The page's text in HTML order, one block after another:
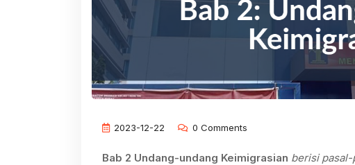
2023-12-22 0 Comments
Bab 2 Undang-undang Keimigrasian berisi pasal-